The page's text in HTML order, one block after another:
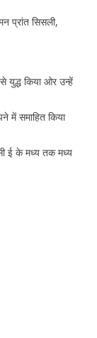
प्रांत सिसली,
युद्ध किया ओर उन्हें
में समाहित किया
ई के मध्य तक मध्य